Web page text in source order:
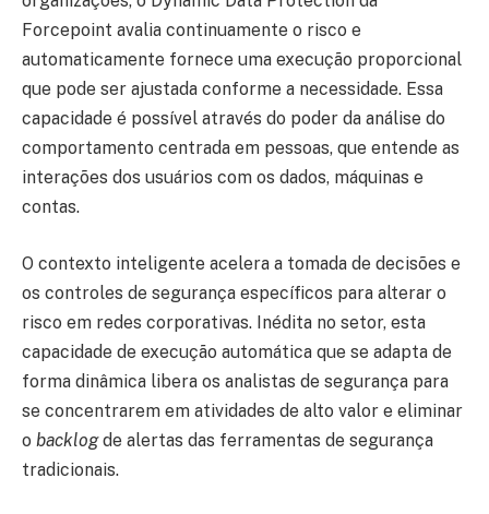
Forcepoint avalia continuamente o risco e
automaticamente fornece uma execução proporcional
que pode ser ajustada conforme a necessidade. Essa
capacidade é possível através do poder da análise do
comportamento centrada em pessoas, que entende as
interações dos usuários com os dados, máquinas e
contas.
O contexto inteligente acelera a tomada de decisões e
os controles de segurança específicos para alterar o
risco em redes corporativas. Inédita no setor, esta
capacidade de execução automática que se adapta de
forma dinâmica libera os analistas de segurança para
se concentrarem em atividades de alto valor e eliminar
o backlogde alertas das ferramentas de segurança
tradicionais.